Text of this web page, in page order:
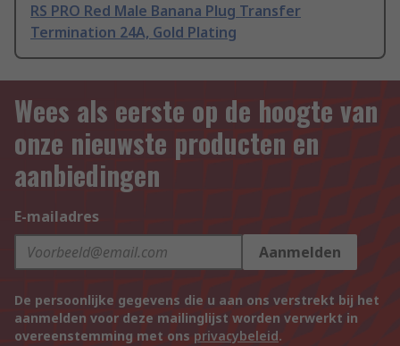
RS PRO Red Male Banana Plug Transfer
Termination 24A, Gold Plating
Wees als eerste op de hoogte van
onze nieuwste producten en
aanbiedingen
E-mailadres
Aanmelden
De persoonlijke gegevens die u aan ons verstrekt bij het
aanmelden voor deze mailinglijst worden verwerkt in
overeenstemming met ons privacybeleid.